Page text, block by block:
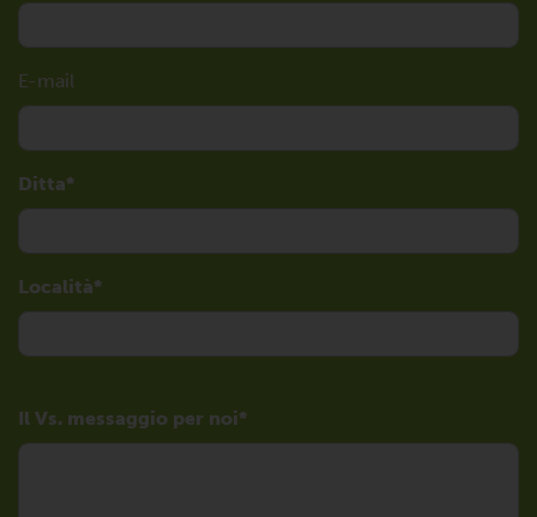
E-mail
Ditta
Località
Il Vs. messaggio per noi